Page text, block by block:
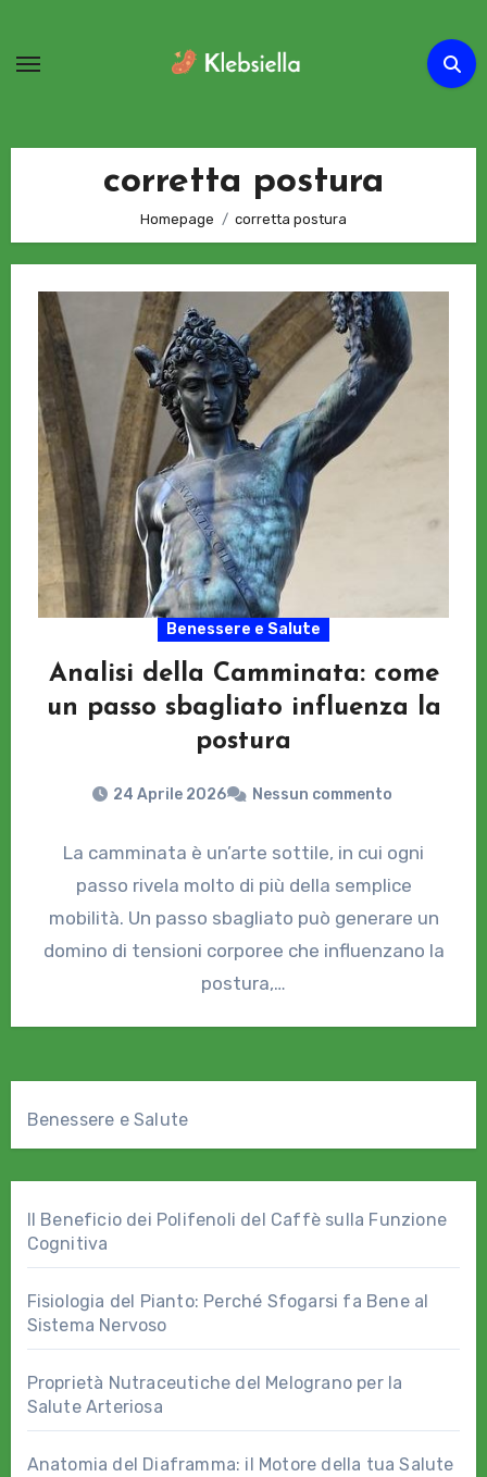
contenuto
corretta postura
Homepage corretta postura
Benessere e Salute
Analisi della Camminata: come
un passo sbagliato influenza la
postura
24 Aprile 2026 Nessun commento
La camminata è un’arte sottile, in cui ogni
passo rivela molto di più della semplice
mobilità. Un passo sbagliato può generare un
domino di tensioni corporee che influenzano la
postura,…
Benessere e Salute
Il Beneficio dei Polifenoli del Caffè sulla Funzione
Cognitiva
Fisiologia del Pianto: Perché Sfogarsi fa Bene al
Sistema Nervoso
Proprietà Nutraceutiche del Melograno per la
Salute Arteriosa
Anatomia del Diaframma: il Motore della tua Salute